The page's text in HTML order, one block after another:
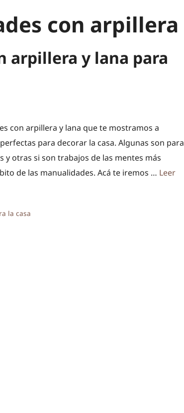
con arpillera
arpillera y lana para
con arpillera y lana que te mostramos a
para decorar la casa. Algunas son para
y otras si son trabajos de las mentes más
de las manualidades. Acá te iremos … Leer
la casa